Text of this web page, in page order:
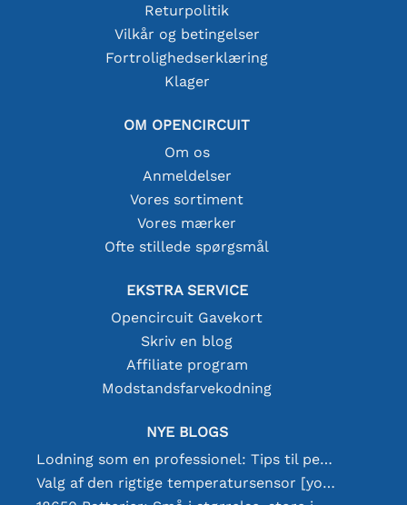
Returpolitik
Vilkår og betingelser
Fortrolighedserklæring
Klager
OM OPENCIRCUIT
Om os
Anmeldelser
Vores sortiment
Vores mærker
Ofte stillede spørgsmål
EKSTRA SERVICE
Opencircuit Gavekort
Skriv en blog
Affiliate program
Modstandsfarvekodning
NYE BLOGS
Lodning som en professionel: Tips til perfekte elektroniske forbindelser
Valg af den rigtige temperatursensor [youtube]